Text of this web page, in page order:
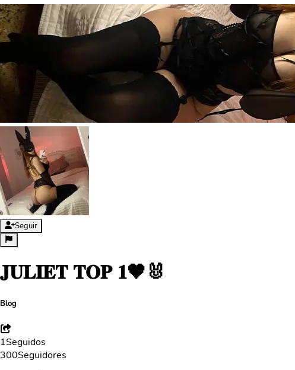
Seguir
𝐉𝐔𝐋𝐈𝐄𝐓 𝐓𝐎𝐏 𝟏🖤🐰
Blog
1Seguidos
300Seguidores